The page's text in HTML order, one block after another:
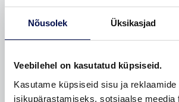
Nõusolek Üksikasjad
Veebilehel on kasutatud küpsiseid.
Kasutame küpsiseid sisu ja reklaamide
isikupärastamiseks, sotsiaalse meedia